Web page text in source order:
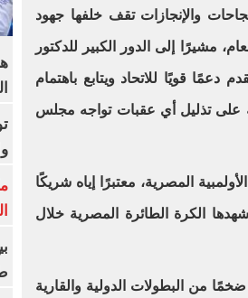
والإنجازات تقف خلفها جهود
مشيرًا إلى الدور الكبير للدكتور
دعمًا قويًا للاتحاد ويتابع باهتمام
على تذليل أي عقبات تواجه مجلس
المصرية، معتبرًا إياه شريكًا
الكرة الطائرة المصرية خلال
من البطولات الدولية والقارية